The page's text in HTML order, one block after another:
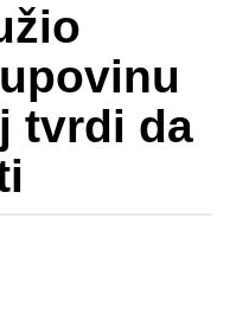
tvrdi da